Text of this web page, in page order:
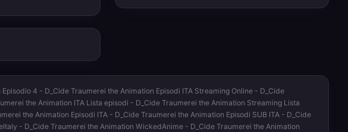
4 - D_Cide Traumerei the Animation Episodi ITA Streaming Online - D_Cide
the Animation ITA Lista episodi - D_Cide Traumerei the Animation Streaming Lista
the Animation Episodi ITA - D_Cide Traumerei the Animation Episodi SUB ITA - D_Cide
- D_Cide Traumerei the Animation WickedAnime - D_Cide Traumerei the Animation